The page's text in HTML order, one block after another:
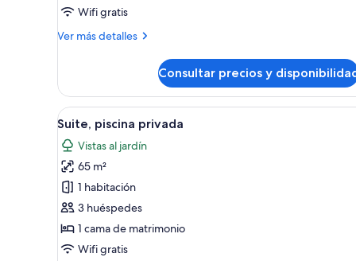
Wifi gratis
Ver más detalles
Más
Room
Consultar precios y
Abrir
todas
las
fotos
de
Suite,
piscina
privada
Un dormitorio con cama,
8
Suite, piscina privada
Vistas al jardín
65 m²
1 habitación
3 huéspedes
1 cama de matrimonio
Wifi gratis